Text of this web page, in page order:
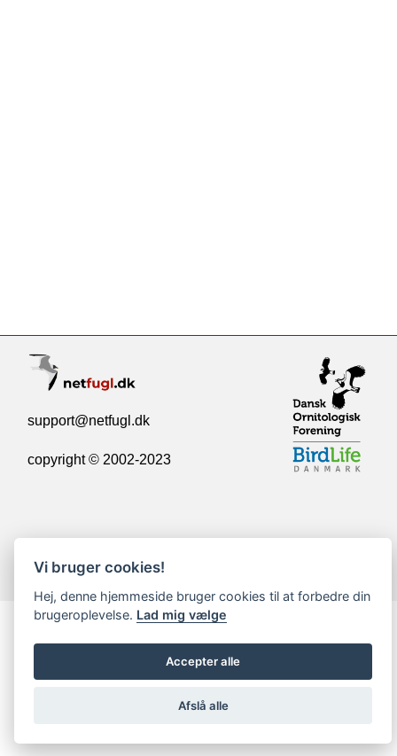
support@netfugl.dk
copyright © 2002-2023
Vi bruger cookies!
Hej, denne hjemmeside bruger cookies til at forbedre din
brugeroplevelse. Lad mig vælge
Accepter alle
Afslå alle